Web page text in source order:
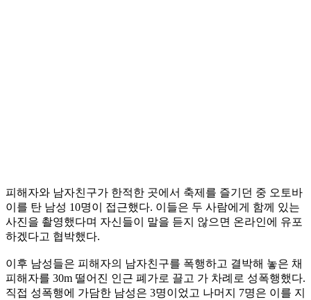
피해자와 남자친구가 한적한 곳에서 축제를 즐기던 중 오토바
이를 탄 남성 10명이 접근했다. 이들은 두 사람에게 함께 있는
사진을 촬영했다며 자신들이 말을 듣지 않으면 온라인에 유포
하겠다고 협박했다.
이후 남성들은 피해자의 남자친구를 폭행하고 결박해 놓은 채
피해자를 30m 떨어진 인근 폐가로 끌고 가 차례로 성폭행했다.
직접 성폭행에 가담한 남성은 3명이었고 나머지 7명은 이를 지